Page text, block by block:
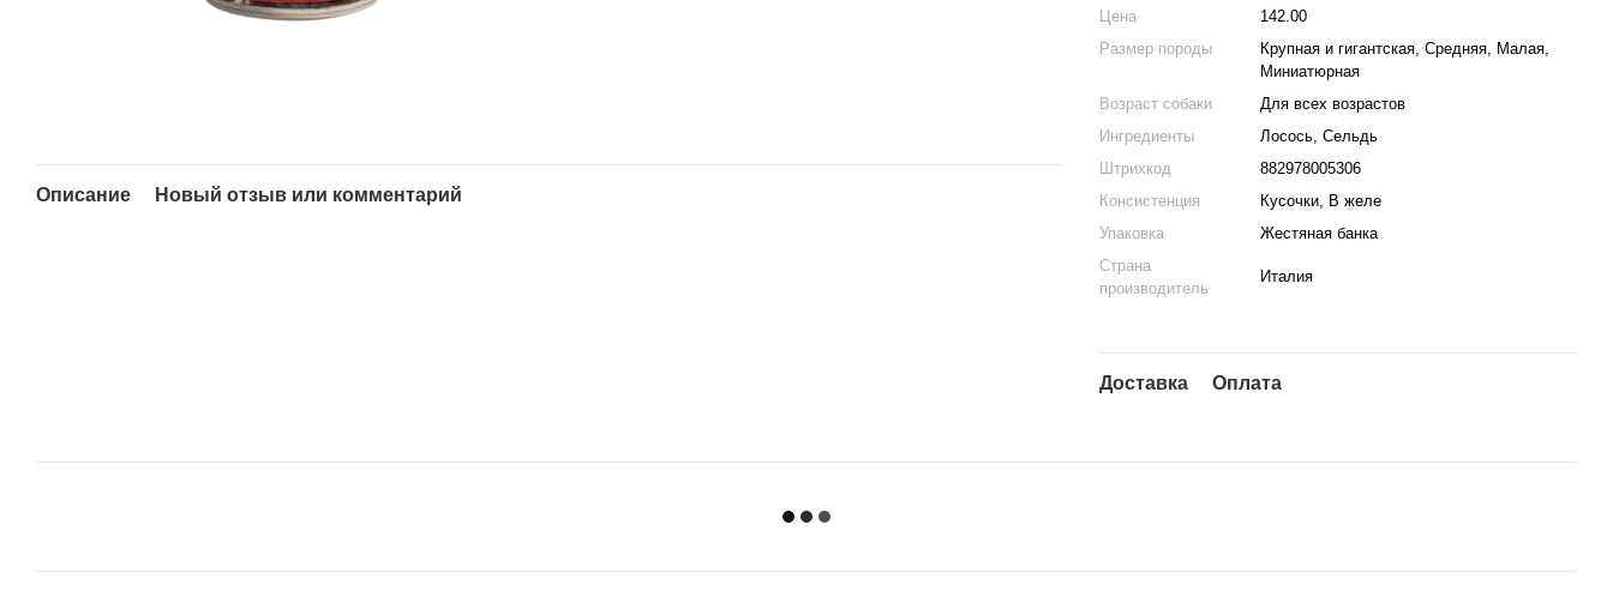
Цена
142.00
Размер породы
Крупная и гигантская, Средняя, Малая,
Миниатюрная
Возраст собаки
Для всех возрастов
Ингредиенты
Лосось, Сельдь
Штрихкод
882978005306
Консистенция
Кусочки, В желе
Упаковка
Жестяная банка
Страна
производитель
Италия
Доставка Оплата
Описание Новый отзыв или комментарий